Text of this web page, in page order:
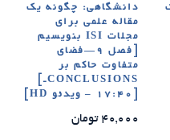
دانشگاهی: چگونه یک
مقاله علمی برای
مجلات ISI بنویسیم
[فصل ۹—فضای
متفاوت حاکم بر
CONCLUSIONSـ]
40,000 تومان